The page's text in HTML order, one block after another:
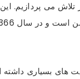
تلاش می
های بسیاری